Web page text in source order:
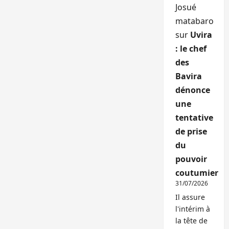
Josué
matabaro
sur Uvira
: le chef
des
Bavira
dénonce
une
tentative
de prise
du
pouvoir
coutumier
31/07/2026
Il assure
l'intérim à
la tête de